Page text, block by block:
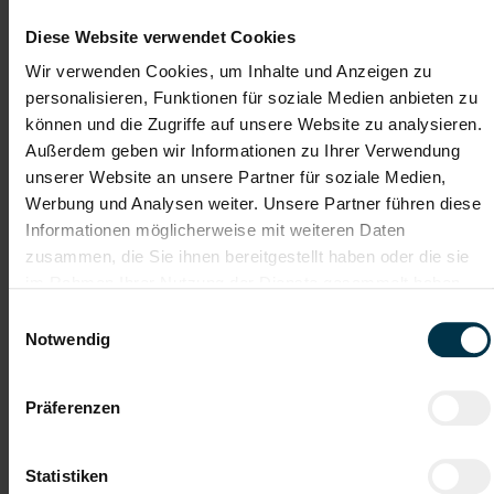
Diese Website verwendet Cookies
Wir verwenden Cookies, um Inhalte und Anzeigen zu
personalisieren, Funktionen für soziale Medien anbieten zu
können und die Zugriffe auf unsere Website zu analysieren.
Außerdem geben wir Informationen zu Ihrer Verwendung
unserer Website an unsere Partner für soziale Medien,
Werbung und Analysen weiter. Unsere Partner führen diese
Informationen möglicherweise mit weiteren Daten
zusammen, die Sie ihnen bereitgestellt haben oder die sie
Notwendig
Präferenzen
Statistiken
Dir macht Spaß:
Mitarbeit und Unterstützung im Produktionsprozess von
veredelten Metallteilen in den Bereichen Maskierungs.- und
Nahtabdichtungsarbeiten
Entnahme der gefertigten Teile vom Produktionsförderband
Qualitätskontrolle der pulverbeschichteten Teile
Einhaltung der Sicherheitsvorschriften
Gratis Parkplatz
Unbefristetes
Vollzeitarbeitsplatz
Worauf wartest du? Zeig uns dein Talent und bewirb